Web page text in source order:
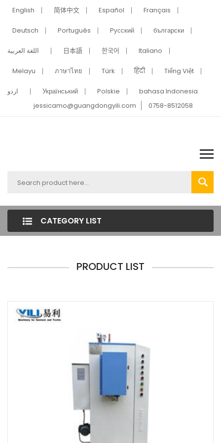
English 简体中文 Español Français
Deutsch Português Pусский български
اللغة العربية 日本語 한국어 Italiano
Melayu ภาษาไทย Türk हिंदी Tiếng Việt
اردو Український Polskie
bahasa Indonesia
jessicamo@guangdongyili.com
0758-8512058
CATEGORY LIST
PRODUCT LIST